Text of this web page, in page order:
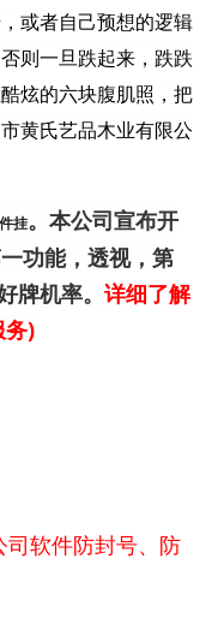
或者自己预想的逻辑
则一旦跌起来，跌跌
酷炫的六块腹肌照，把
黄氏艺品木业有限公
挂。本公司宣布开
功能，透视，第
牌机率。 详细了解
务)
软件防封号、防